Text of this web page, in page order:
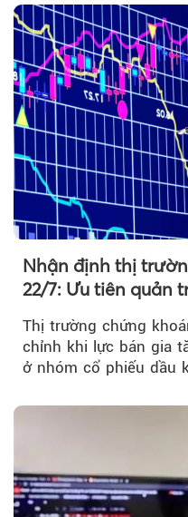
Nhận định thị
22/7: Ưu tiên quản
Thị trường chứng
chỉnh khi lực bán gia
ở nhóm cổ phiếu dầu